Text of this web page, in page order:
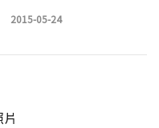
2015-05-24